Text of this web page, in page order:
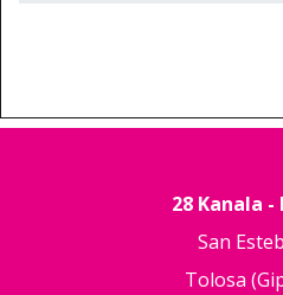
28 Kanala
San
Tolosa